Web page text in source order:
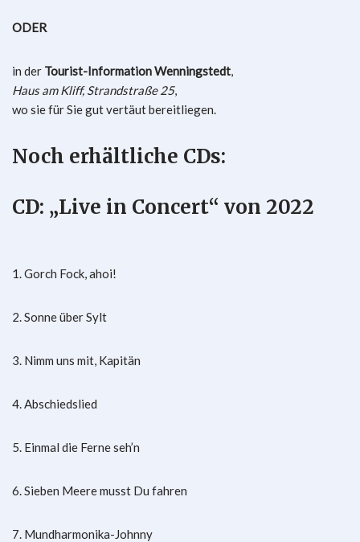
ODER
in der Tourist-Information Wenningstedt,
Haus am Kliff, Strandstraße 25,
wo sie für Sie gut vertäut bereitliegen.
Noch erhältliche CDs:
CD: „Live in Concert“ von 2022
1. Gorch Fock, ahoi!
2. Sonne über Sylt
3. Nimm uns mit, Kapitän
4. Abschiedslied
5. Einmal die Ferne seh’n
6. Sieben Meere musst Du fahren
7. Mundharmonika-Johnny